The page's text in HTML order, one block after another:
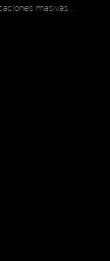
masivas